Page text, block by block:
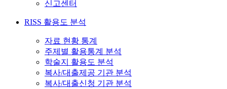
신고센터
RISS 활용도 분석
자료 현황 통계
주제별 활용통계 분석
학술지 활용도 분석
복사/대출제공 기관 분석
복사/대출신청 기관 분석